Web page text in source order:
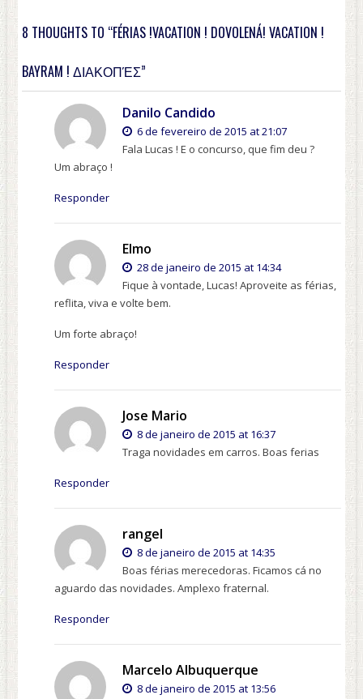
8 THOUGHTS TO “FÉRIAS !VACATION ! DOVOLENÁ! VACATION !
BAYRAM ! ΔΙΑΚΟΠΈΣ”
Danilo Candido
6 de fevereiro de 2015 at 21:07
Fala Lucas ! E o concurso, que fim deu ?
Um abraço !
Responder
Elmo
28 de janeiro de 2015 at 14:34
Fique à vontade, Lucas! Aproveite as férias,
reflita, viva e volte bem.
Um forte abraço!
Responder
Jose Mario
8 de janeiro de 2015 at 16:37
Traga novidades em carros. Boas ferias
Responder
rangel
8 de janeiro de 2015 at 14:35
Boas férias merecedoras. Ficamos cá no
aguardo das novidades. Amplexo fraternal.
Responder
Marcelo Albuquerque
8 de janeiro de 2015 at 13:56